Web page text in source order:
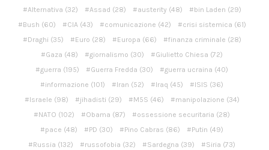
Alternativa (32) Assad (28) austerity (48) bin Laden (29)
Bush (60) CIA(43) comunicazione (42) crisi sistemica (61)
Draghi (35) Euro (28) Europa (66) finanza criminale (28)
Gaza (48) giornalismo (30) Giulietto Chiesa (72)
guerra (195) Guerra Fredda (30) guerra ucraina (40)
informazione (101) Iran (52) Iraq (45) ISIS (36)
Israele (98) jihadisti (29) M5S (46) manipolazione (34)
NATO (102) Obama (87) ossessione securitaria (28)
pace (48) PD (30) Pino Cabras (86) Putin (49)
Russia (132) russofobia (32) Sardegna (39) Siria (73)